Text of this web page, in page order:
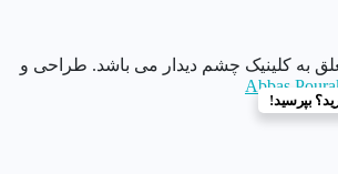
به کلینیک چشم دیدار می باشد. طراحی و
Abbas
بپرسید!